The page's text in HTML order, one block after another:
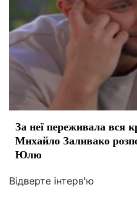
За неї переживала вся
Михайло Заливако
Юлю
Відверте інтерв'ю